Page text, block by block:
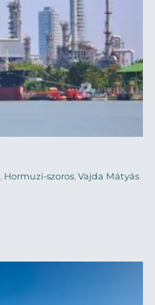
, Hormuzi-szoros, Vajda Mátyás